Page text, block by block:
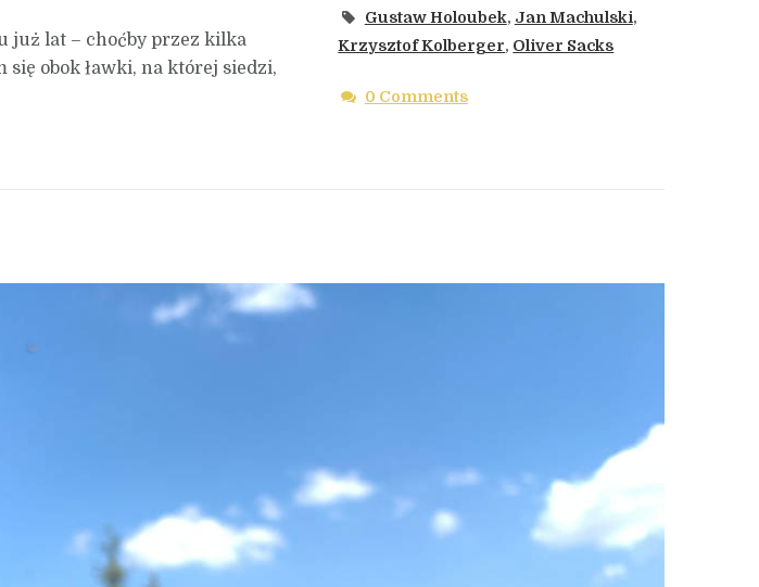
już lat – choćby przez kilka
obok ławki, na której siedzi,
Gustaw Holoubek, Jan Machulski,
Krzysztof Kolberger, Oliver Sacks
0 Comments